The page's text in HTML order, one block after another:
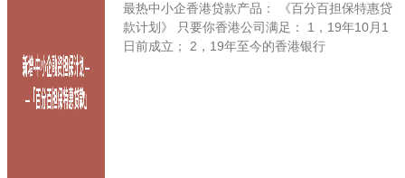
最热中小企香港贷款产品： 《百分百担保特惠贷
款计划》 只要你香港公司满足： 1，19年10月1
日前成立； 2，19年至今的香港银行